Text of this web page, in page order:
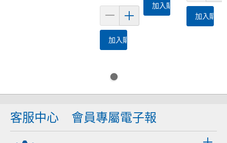
加入購物車
加入購物車
加入購物
客服中心 會員專屬電子報